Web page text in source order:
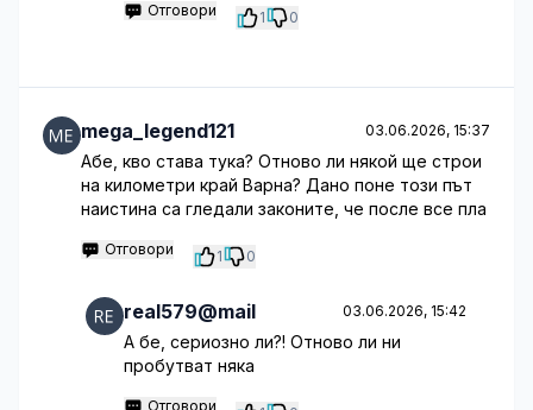
Отговори 1 0
mega_legend121 03.06.2026, 15:37
Абе, кво става тука? Отново ли някой ще строи
на километри край Варна? Дано поне този път
наистина са гледали законите, че после все пла
Отговори 1 0
real579@mail 03.06.2026, 15:42
А бе, сериозно ли?! Отново ли ни
пробутват няка
Отговори